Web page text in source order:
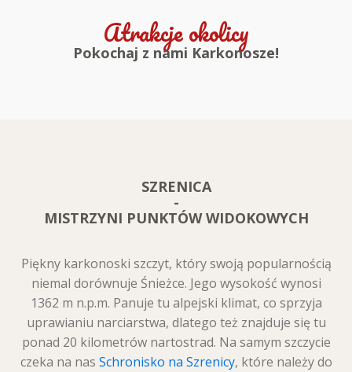
Atrakcje okolicy
Pokochaj z nami Karkonosze!
SZRENICA
-
MISTRZYNI PUNKTÓW WIDOKOWYCH
Piękny karkonoski szczyt, który swoją popularnością
niemal dorównuje Śnieżce. Jego wysokość wynosi
1362 m n.p.m. Panuje tu alpejski klimat, co sprzyja
uprawianiu narciarstwa, dlatego też znajduje się tu
ponad 20 kilometrów nartostrad. Na samym szczycie
czeka na nas Schronisko na Szrenicy, które należy do